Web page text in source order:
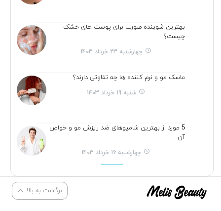
بهترین شوینده صورت برای پوست های خشک
چیست؟
چهارشنبه 23 خرداد 1403
ماسک مو و نرم کننده ها چه تفاوتی دارند؟
شنبه 19 خرداد 1403
5 مورد از بهترین شامپوهای ضد ریزش مو و خواص
آن
چهارشنبه 16 خرداد 1403
برگشت به بالا